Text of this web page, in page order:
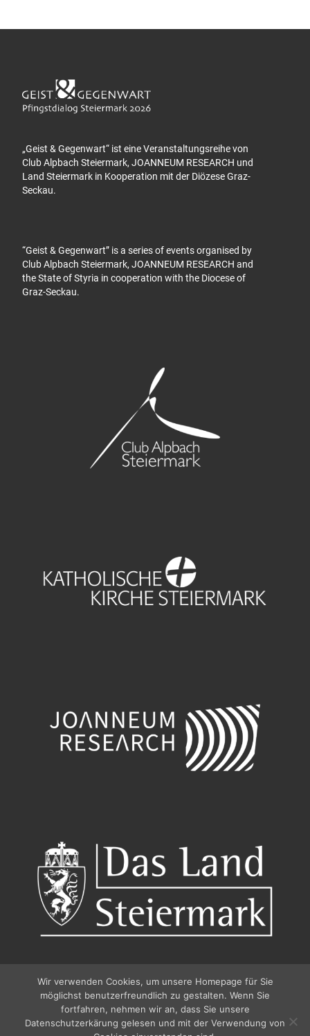
„Geist & Gegenwart“ ist eine Veranstaltungsreihe von
Club Alpbach Steiermark, JOANNEUM RESEARCH und
Land Steiermark in Kooperation mit der Diözese Graz-
Seckau.
“Geist & Gegenwart” is a series of events organised by
Club Alpbach Steiermark, JOANNEUM RESEARCH and
the State of Styria in cooperation with the Diocese of
Graz-Seckau.
Wir verwenden Cookies, um unsere Homepage für Sie
möglichst benutzerfreundlich zu gestalten. Wenn Sie
fortfahren, nehmen wir an, dass Sie unsere
Datenschutzerkärung gelesen und mit der Verwendung von